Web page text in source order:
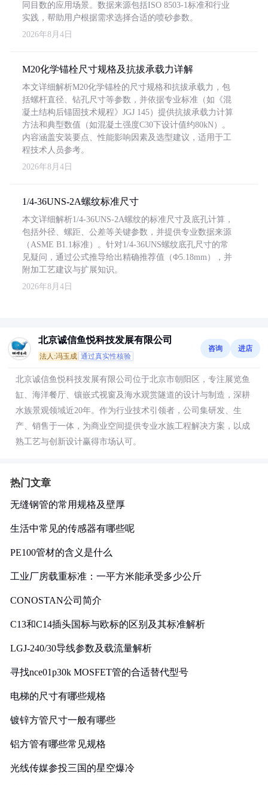
同目数的应用场景。数据来源包括ISO 8503-1标准和行业
实践，帮助用户根据需求选择合适的喷砂参数。
2026年8月4日
M20化学锚栓尺寸规格及抗拔承载力详解
本文详细解析M20化学锚栓的尺寸规格和抗拔承载力，包
括螺杆直径、钻孔尺寸等参数，并依据专业标准（如《混
凝土结构后锚固技术规程》JGJ 145）提供抗拔承载力计算
方法和典型数值（如混凝土强度C30下设计值约80kN）。
内容涵盖安装要点、性能影响因素及选型建议，适用于工
程技术人员参考。
2026年8月4日
1/4-36UNS-2A螺纹标准尺寸
本文详细解析1/4-36UNS-2A螺纹的标准尺寸及底孔计算，
包括外径、螺距、公差等关键参数，并提供专业数据来源
（ASME B1.1标准）。针对1/4-36UNS螺纹底孔尺寸的常
见疑问，通过公式推导给出精确推荐值（Φ5.18mm），并
附加工艺建议与扩展知识。
2026年8月4日
北京诚信鱼悦科技发展有限公司
法人:冯玉成 通过真实性核验
咨询 进店
北京诚信鱼悦科技发展有限公司位于北京市朝阳区，专注展览鱼
缸、海洋餐厅、镶嵌式视窗及海水观赏隧道的设计与制造，深耕
水族景观领域近20年。作为行业技术引领者，公司集研发、生
产、销售于一体，为商业空间提供专业水族工程解决方案，以成
熟工艺与创新设计赢得市场认可。
热门文章
无缝钢管的常用规格及壁厚
生活中常见的传感器有哪些呢
PE100管材的含义是什么
工业厂房载重标准：一平方米能承受多少公斤
CONOSTAN公司简介
C13和C14插头国标与欧标的区别及其标准解析
LGJ-240/30导线参数及载流量解析
寻找nce01p30k MOSFET管的合适替代型号
电梯的尺寸有哪些规格
镀锌方管尺寸一般有哪些
铝方管有哪些常见规格
光线传媒参投三国的星空爆冷